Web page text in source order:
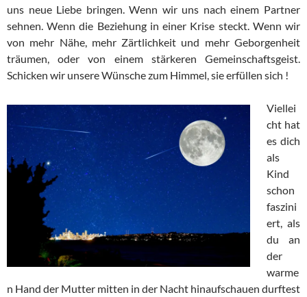
uns neue Liebe bringen. Wenn wir uns nach einem Partner
sehnen. Wenn die Beziehung in einer Krise steckt. Wenn wir
von mehr Nähe, mehr Zärtlichkeit und mehr Geborgenheit
träumen, oder von einem stärkeren Gemeinschaftsgeist.
Schicken wir unsere Wünsche zum Himmel, sie erfüllen sich !
Viellei
cht hat
es dich
als
Kind
schon
faszini
ert, als
du an
der
warme
n Hand der Mutter mitten in der Nacht hinaufschauen durftest